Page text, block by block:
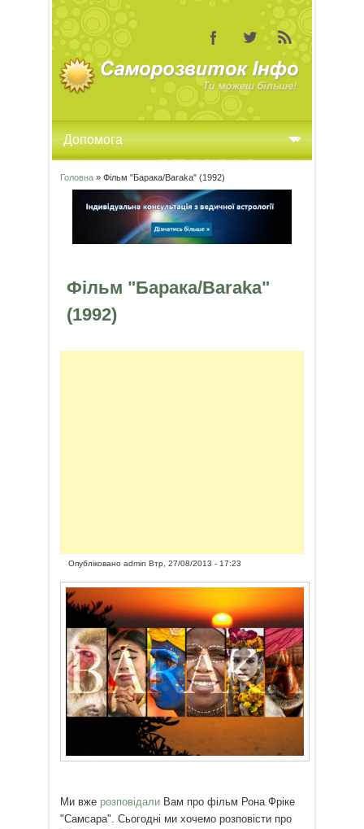
Ви є тут
Головна» Фільм "Барака/Baraka" (1992)
Фільм "Барака/Baraka"
(1992)
Опублікованоadmin Втр, 27/08/2013 - 17:23
Ми вже розповідалиВам про фільм Рона Фріке
"Самсара". Сьогодні ми хочемо розповісти про